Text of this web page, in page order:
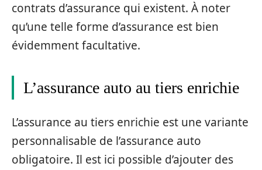
contrats d’assurance qui existent. À noter
qu’une telle forme d’assurance est bien
évidemment facultative.
L’assurance auto au tiers enrichie
L’assurance au tiers enrichie est une variante
personnalisable de l’assurance auto
obligatoire. Il est ici possible d’ajouter des